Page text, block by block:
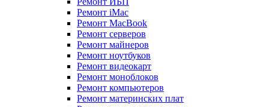
Ремонт iMac
Ремонт MacBook
Ремонт серверов
Ремонт майнеров
Ремонт ноутбуков
Ремонт видеокарт
Ремонт моноблоков
Ремонт компьютеров
Ремонт материнских плат